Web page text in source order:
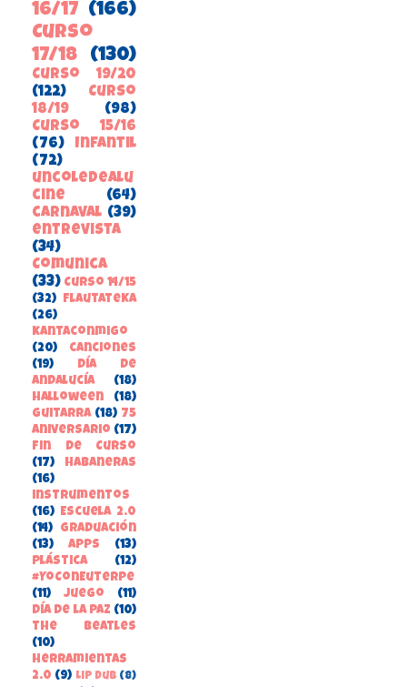
16/17 (166)
Curso
17/18
(130)
Curso 19/20
(122)
Curso
18/19
(98)
Curso 15/16
(76)
Infantil
(72)
uncoledealu
cine
(64)
carnaval (39)
entrevista
(34)
ComunicA
(33) Curso 14/15
(32)
FlautateKa
(26)
kantaconmigo
(20)
canciones
(19)
Día de
Andalucía
(18)
Halloween
(18)
guitarra (18) 75
aniversario (17)
Fin de Curso
(17)
habaneras
(16)
instrumentos
(16) Escuela 2.0
(14)
Graduación
(13)
apps
(13)
Plástica
(12)
#YoConEuterpe
(11)
juego
(11)
Día de la Paz (10)
the beatles
(10)
herramientas
2.0 (9) Lip Dub (8)